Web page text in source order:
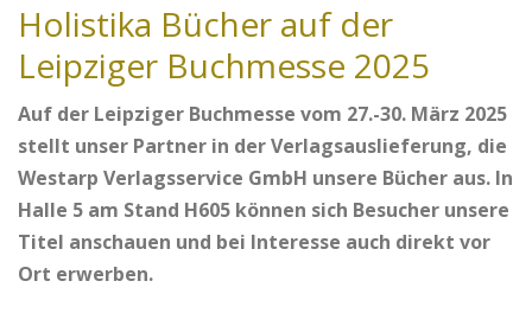
Holistika Bücher auf der
Leipziger Buchmesse 2025
Auf der Leipziger Buchmesse vom 27.-30. März 2025
stellt unser Partner in der Verlagsauslieferung, die
Westarp Verlagsservice GmbH unsere Bücher aus. In
Halle 5 am Stand H605 können sich Besucher unsere
Titel anschauen und bei Interesse auch direkt vor
Ort erwerben.